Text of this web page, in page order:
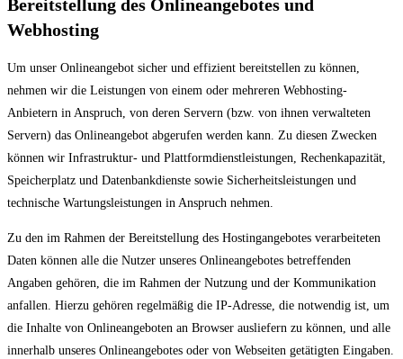
Bereitstellung des Onlineangebotes und
Webhosting
Um unser Onlineangebot sicher und effizient bereitstellen zu können,
nehmen wir die Leistungen von einem oder mehreren Webhosting-
Anbietern in Anspruch, von deren Servern (bzw. von ihnen verwalteten
Servern) das Onlineangebot abgerufen werden kann. Zu diesen Zwecken
können wir Infrastruktur- und Plattformdienstleistungen, Rechenkapazität,
Speicherplatz und Datenbankdienste sowie Sicherheitsleistungen und
technische Wartungsleistungen in Anspruch nehmen.
Zu den im Rahmen der Bereitstellung des Hostingangebotes verarbeiteten
Daten können alle die Nutzer unseres Onlineangebotes betreffenden
Angaben gehören, die im Rahmen der Nutzung und der Kommunikation
anfallen. Hierzu gehören regelmäßig die IP-Adresse, die notwendig ist, um
die Inhalte von Onlineangeboten an Browser ausliefern zu können, und alle
innerhalb unseres Onlineangebotes oder von Webseiten getätigten Eingaben.